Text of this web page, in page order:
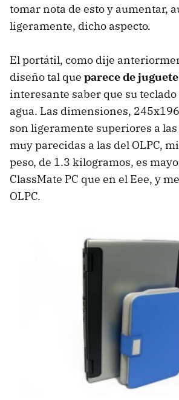
tomar nota de esto y aumentar,
ligeramente, dicho aspecto.
El portátil, como dije
diseño tal que parece de juguete
interesante saber que su
agua. Las dimensiones,
son ligeramente superiores a las
muy parecidas a las del OLPC,
peso, de 1.3 kilogramos, es
ClassMate PC que en el Eee, y
OLPC.